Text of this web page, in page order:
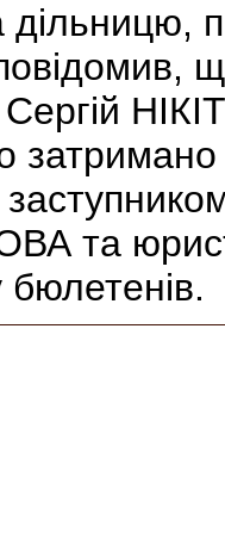
дільницю,
та
бюлетенів.